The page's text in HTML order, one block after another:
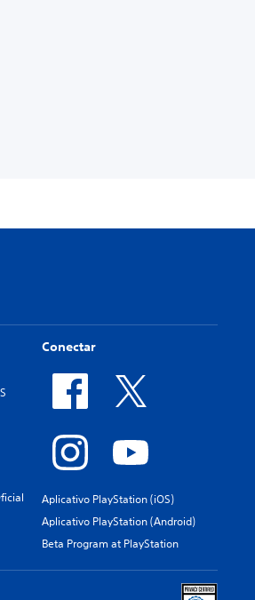
Conectar
Aplicativo PlayStation (iOS)
Aplicativo PlayStation (Android)
Beta Program at PlayStation